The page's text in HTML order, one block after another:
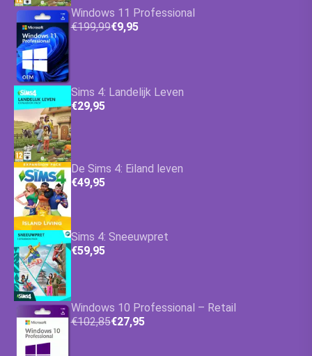
Windows 11 Professional
€199,99€9,95
Sims 4: Landelijk Leven
€29,95
De Sims 4: Eiland leven
€49,95
Sims 4: Sneeuwpret
€59,95
Windows 10 Professional – Retail
€102,85€27,95